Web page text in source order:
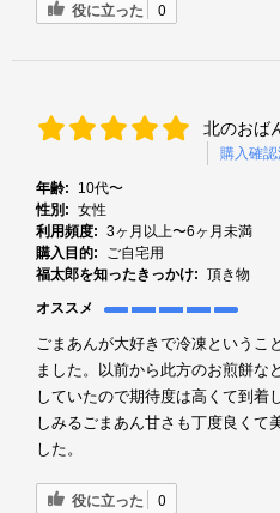
役に立った 0
北のおば
購入確
年齢:
10代〜
性別: 女性
利用頻度: 3ヶ月以上〜6ヶ月未満
購入目的:
ご自宅用
福太郎を知ったきっかけ: 頂き物
オススメ
ごまあんが大好きで冷凍というこ
ました。以前から此方のお煎餅な
していたので期待度は高くて到着
しみるごまあん甘さも丁度良くて
した。
役に立った 0